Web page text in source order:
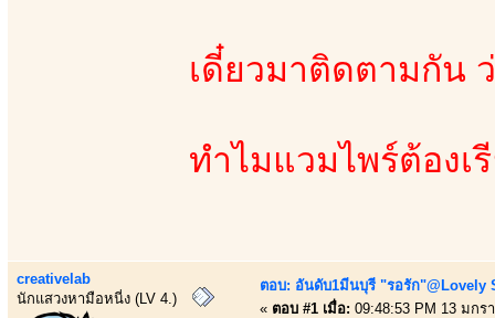
เดี๋ยวมาติดตามกัน
ทำไมแวมไพร์ต้องเ
creativelab
นักแสวงหามือหนี่ง (LV 4.)
ตอบ: อันดับ1มีนบุรี "รอรัก"@Lovely
« ตอบ #1 เมื่อ: 09:48:53 PM 13 มกร